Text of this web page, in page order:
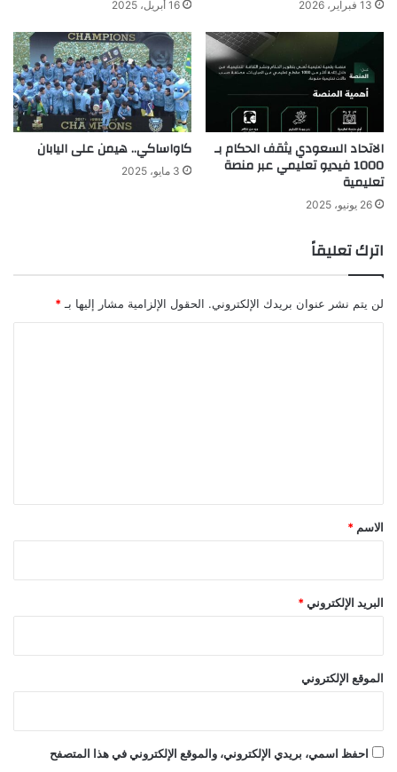
13 فبراير، 2026 16 أبريل، 2025
الاتحاد السعودي يثقف الحكام بـ
1000 فيديو تعليمي عبر منصة
تعليمية
26 يونيو، 2025
كاواساكي.. هيمن على اليابان
3 مايو، 2025
اترك تعليقاً
لن يتم نشر عنوان بريدك الإلكتروني. الحقول الإلزامية مشار إليها بـ *
*
الاسم *
البريد الإلكتروني *
الموقع الإلكتروني
احفظ اسمي، بريدي الإلكتروني، والموقع الإلكتروني في هذا المتصفح